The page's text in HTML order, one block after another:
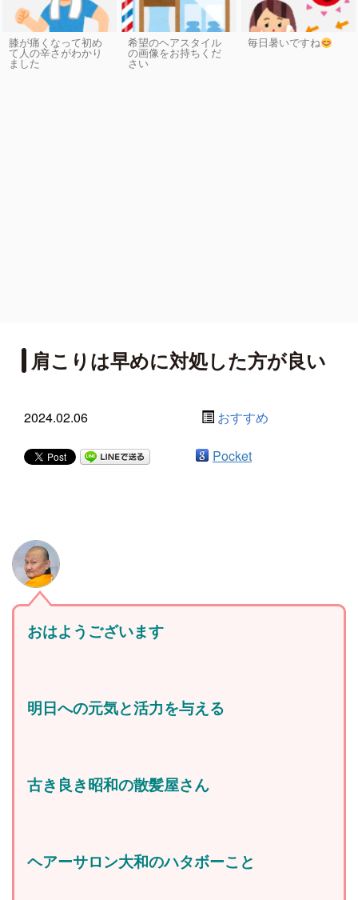
膝が痛くなって初め
て人の辛さがわかり
ました
希望のヘアスタイル
の画像をお持ちくだ
さい
毎日暑いですね
肩こりは早めに対処した方が良い
2024.02.06 おすすめ
Pocket
おはようございます
明日への元気と活力を与える
古き良き昭和の散髪屋さん
ヘアーサロン大和のハタボーこと